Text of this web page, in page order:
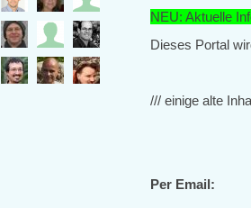
NEU: Aktuelle
Dieses Portal
/// einige alte
Per Email: